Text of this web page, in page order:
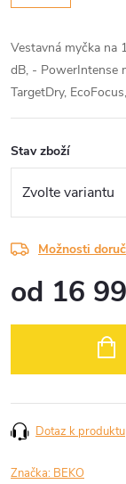
Vestavná myčka na
dB, - PowerIntense
TargetDry,
Stav zboží
Možnosti
od 16
Dotaz k produktu
Značka: BEKO